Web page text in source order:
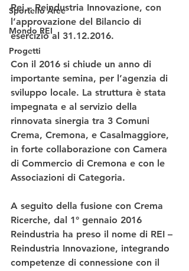
Sportello Aree
Mondo REI
Progetti
Rei – Reindustria Innovazione, con
l’approvazione del Bilancio di
esercizio al 31.12.2016.
Con il 2016 si chiude un anno di
importante semina, per l’agenzia di
sviluppo locale. La struttura è stata
impegnata e al servizio della
rinnovata sinergia tra 3 Comuni
Crema, Cremona, e Casalmaggiore,
in forte collaborazione con Camera
di Commercio di Cremona e con le
Associazioni di Categoria.
A seguito della fusione con Crema
Ricerche, dal 1° gennaio 2016
Reindustria ha preso il nome di REI –
Reindustria Innovazione, integrando
competenze di connessione con il